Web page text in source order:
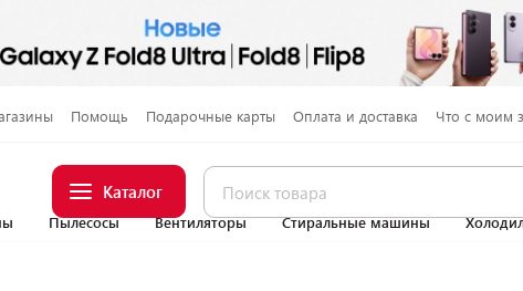
Помощь Подарочные карты Оплата и доставка Что с моим
Каталог
Пылесосы Вентиляторы Стиральные машины